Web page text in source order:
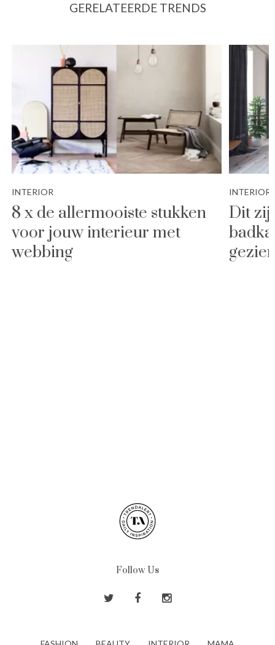
GERELATEERDE TRENDS
INTERIOR
8 x de allermooiste stukken
voor jouw interieur met
webbing
INTERIOR
Dit
Follow Us